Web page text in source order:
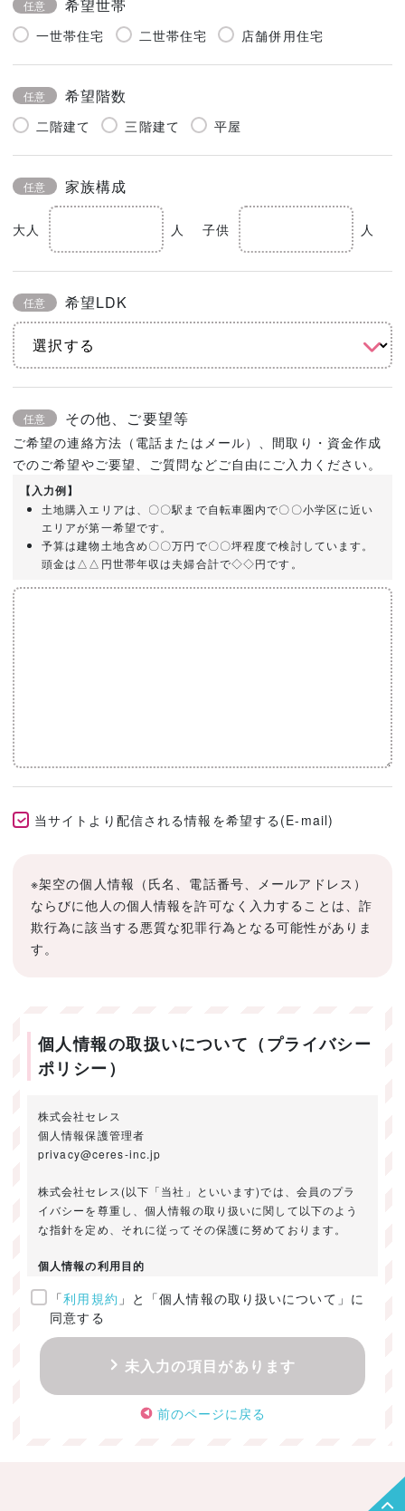
任意 希望世帯
一世帯住宅 二世帯住宅 店舗併用住宅
任意 希望階数
二階建て 三階建て 平屋
任意 家族構成
大人 人 子供 人
任意 希望LDK
任意 その他、ご要望等
ご希望の連絡方法（電話またはメール）、間取り・資金作成
でのご希望やご要望、ご質問などご自由にご入力ください。
【入力例】
土地購入エリアは、〇〇駅まで自転車圏内で〇〇小学区に近い
エリアが第一希望です。
予算は建物土地含め〇〇万円で〇〇坪程度で検討しています。
頭金は△△円世帯年収は夫婦合計で◇◇円です。
当サイトより配信される情報を希望する(E-mail)
※架空の個人情報（氏名、電話番号、メールアドレス）
ならびに他人の個人情報を許可なく入力することは、詐
欺行為に該当する悪質な犯罪行為となる可能性がありま
す。
個人情報の取扱いについて（プライバシー
ポリシー）
株式会社セレス
個人情報保護管理者
privacy@ceres-inc.jp
株式会社セレス(以下「当社」といいます)では、会員のプラ
イバシーを尊重し、個人情報の取り扱いに関して以下のよう
な指針を定め、それに従ってその保護に努めております。
個人情報の利用目的
ご提供いただきました個人情報は、以下のためにのみ利用い
たします。
・お問い合わせに対する回答及び資料送付のご連絡
・当社のお客様向けサービスの提供
・本人確認
・サービスの開発・改善のための分析
「利用規約 」と「個人情報の取り扱いについて」に
同意する
未入力の項目があります
前のページに戻る